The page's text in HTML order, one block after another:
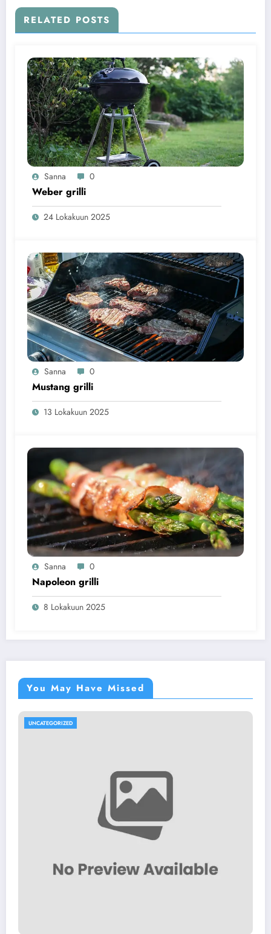
RELATED POSTS
Sanna 0
Weber grilli
24 Lokakuun 2025
Sanna 0
Mustang grilli
13 Lokakuun 2025
Sanna 0
Napoleon grilli
8 Lokakuun 2025
You May Have Missed
UNCATEGORIZED